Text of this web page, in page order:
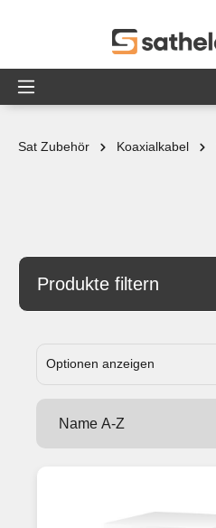
Sat Zubehör Koaxialkabel
Produkte filtern
Optionen anzeigen